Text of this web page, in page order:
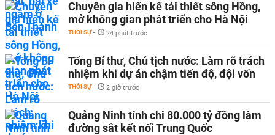
Chuyên gia hiến kế tái thiết sông Hồng,
mở không gian phát triển cho Hà Nội
THỜI SỰ - 24 phút trước
Tổng Bí thư, Chủ tịch nước: Làm rõ trách
nhiệm khi dự án chậm tiến độ, đội vốn
THỜI SỰ - 2 giờ trước
Quảng Ninh tính chi 80.000 tỷ đồng làm
đường sắt kết nối Trung Quốc